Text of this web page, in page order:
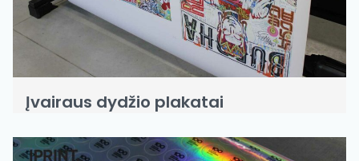
Įvairaus dydžio plakatai